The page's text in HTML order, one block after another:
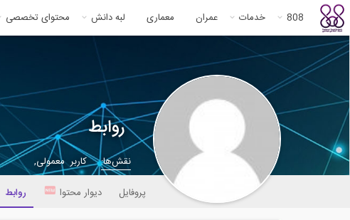
808 خدمات عمران معماری لبه دانش محتوای تخصصی
روابط
نقش‌ها: کاربر معمولی,
پروفایل
دیوار محتوا روابط